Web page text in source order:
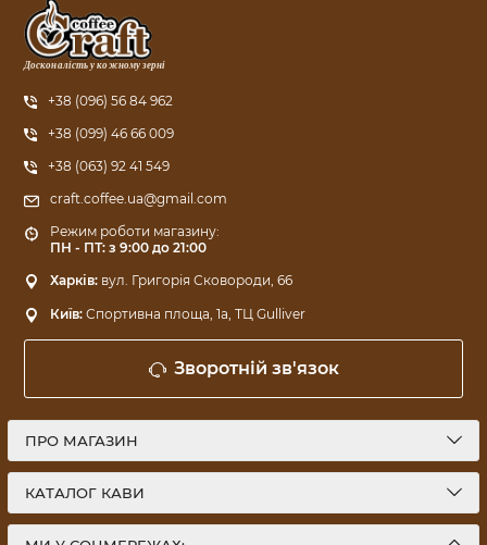
Досконалість у кожному зерні
+38 (096) 56 84 962
+38 (099) 46 66 009
+38 (063) 92 41 549
craft.coffee.ua@gmail.com
Режим роботи магазину:
ПН - ПТ: з 9:00 до 21:00
Харків: вул. Григорія Сковороди, 66
Київ: Спортивна площа, 1a, ТЦ Gulliver
Зворотній зв'язок
ПРО МАГАЗИН
КАТАЛОГ КАВИ